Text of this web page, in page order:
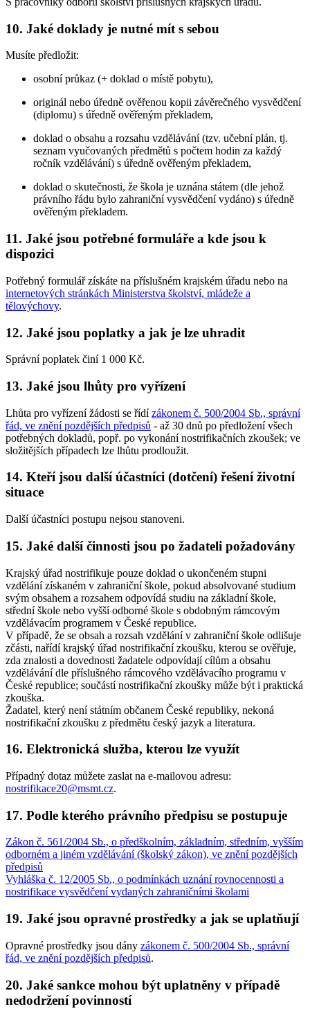
10. Jaké doklady je nutné mít s sebou
Musíte předložit:
osobní průkaz (+ doklad o místě pobytu),
originál nebo úředně ověřenou kopii závěrečného vysvědčení
(diplomu) s úředně ověřeným překladem,
doklad o obsahu a rozsahu vzdělávání (tzv. učební plán, tj.
seznam vyučovaných předmětů s počtem hodin za každý
ročník vzdělávání) s úředně ověřeným překladem,
doklad o skutečnosti, že škola je uznána státem (dle jehož
právního řádu bylo zahraniční vysvědčení vydáno) s úředně
ověřeným překladem.
11. Jaké jsou potřebné formuláře a kde jsou k
dispozici
Potřebný formulář získáte na příslušném krajském úřadu nebo na
internetových stránkách Ministerstva školství, mládeže a
tělovýchovy.
12. Jaké jsou poplatky a jak je lze uhradit
Správní poplatek činí 1 000 Kč.
13. Jaké jsou lhůty pro vyřízení
Lhůta pro vyřízení žádosti se řídízákonem č. 500/2004 Sb., správní
řád, ve znění pozdějších předpisů - až 30 dnů po předložení všech
potřebných dokladů, popř. po vykonání nostrifikačních zkoušek; ve
složitějších případech lze lhůtu prodloužit.
14. Kteří jsou další účastníci (dotčení) řešení životní
situace
Další účastníci postupu nejsou stanoveni.
15. Jaké další činnosti jsou po žadateli požadovány
Krajský úřad nostrifikuje pouze doklad o ukončeném stupni
vzdělání získaném v zahraniční škole, pokud absolvované studium
svým obsahem a rozsahem odpovídá studiu na základní škole,
střední škole nebo vyšší odborné škole s obdobným rámcovým
vzdělávacím programem v České republice.
V případě, že se obsah a rozsah vzdělání v zahraniční škole odlišuje
zčásti, nařídí krajský úřad nostrifikační zkoušku, kterou se ověřuje,
zda znalosti a dovednosti žadatele odpovídají cílům a obsahu
vzdělávání dle příslušného rámcového vzdělávacího programu v
České republice; součástí nostrifikační zkoušky může být i praktická
zkouška.
Žadatel, který není státním občanem České republiky, nekoná
nostrifikační zkoušku z předmětu český jazyk a literatura.
16. Elektronická služba, kterou lze využít
Případný dotaz můžete zaslat na e-mailovou adresu:
nostrifikace20@msmt.cz.
17. Podle kterého právního předpisu se postupuje
Zákon č. 561/2004 Sb., o předškolním, základním, středním, vyšším
odborném a jiném vzdělávání (školský zákon), ve znění pozdějších
předpisů
Vyhláška č. 12/2005 Sb., o podmínkách uznání rovnocennosti a
nostrifikace vysvědčení vydaných zahraničními školami
19. Jaké jsou opravné prostředky a jak se uplatňují
Opravné prostředky jsou dány zákonem č. 500/2004 Sb., správní
řád, ve znění pozdějších předpisů.
20. Jaké sankce mohou být uplatněny v případě
nedodržení povinností